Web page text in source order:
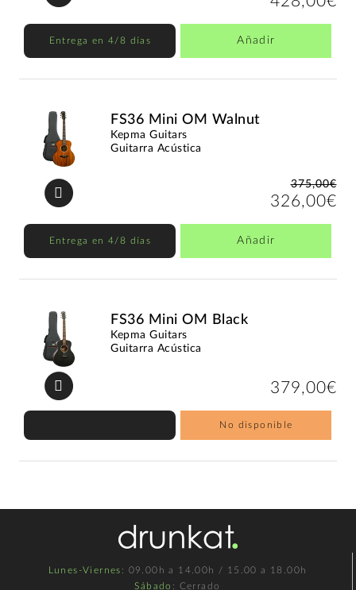
Entrega en 4/8 días Añadir
FS36 Mini OM Walnut
Kepma Guitars
Guitarra Acústica
375,00€
326,00€
Entrega en 4/8 días Añadir
FS36 Mini OM Black
Kepma Guitars
Guitarra Acústica
379,00€
No disponible
Lunes-Viernes : 09.00h a 14.00h / 15.00 a 18.00h
Sábado : Cerrado